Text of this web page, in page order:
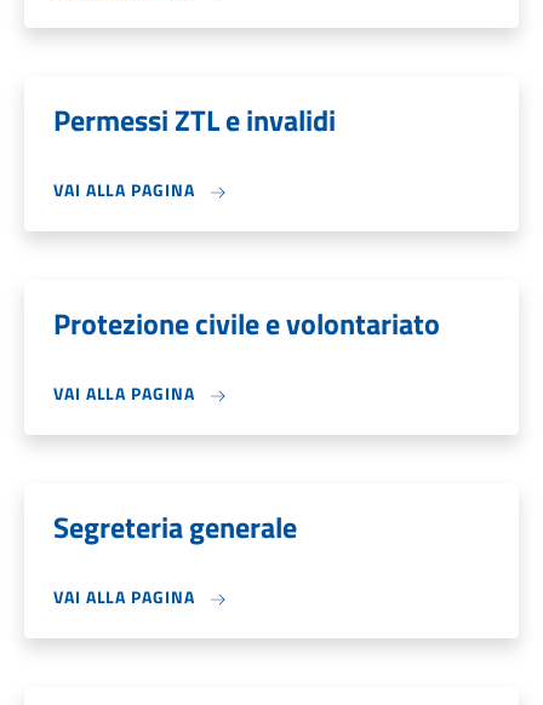
Permessi ZTL e invalidi
VAI ALLA PAGINA
Protezione civile e volontariato
VAI ALLA PAGINA
Segreteria generale
VAI ALLA PAGINA